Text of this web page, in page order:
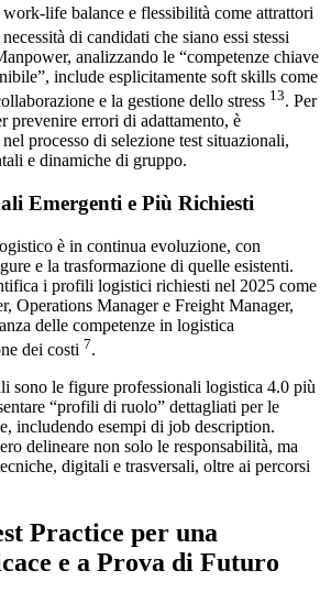
life balance e flessibilità come attrattori
di candidati che siano essi stessi
analizzando le “competenze chiave
include esplicitamente soft skills come
e la gestione dello stress 13. Per
prevenire errori di adattamento, è
processo di selezione test situazionali,
e dinamiche di gruppo.
Emergenti e Più Richiesti
è in continua evoluzione, con
e la trasformazione di quelle esistenti.
i profili logistici richiesti nel 2025 come
Operations Manager e Freight Manager,
delle competenze in logistica
dei costi 7.
sono le figure professionali logistica 4.0 più
“profili di ruolo” dettagliati per le
includendo esempi di job description.
delineare non solo le responsabilità, ma
digitali e trasversali, oltre ai percorsi
Practice per una
e a Prova di Futuro